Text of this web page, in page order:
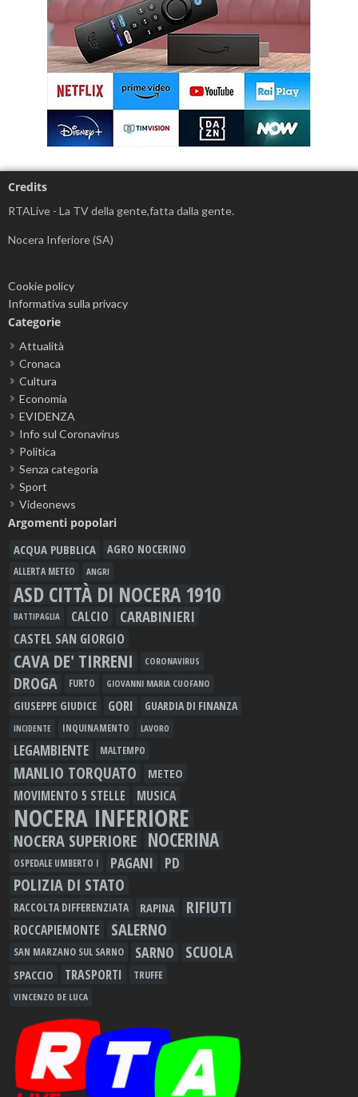
Credits
RTALive - La TV della gente,fatta dalla gente.
Nocera Inferiore (SA)
Cookie policy
Informativa sulla privacy
Categorie
Attualità
Cronaca
Cultura
Economia
EVIDENZA
Info sul Coronavirus
Politica
Senza categoria
Sport
Videonews
Argomenti popolari
ACQUA PUBBLICA AGRO NOCERINO
ALLERTA METEO ANGRI
ASD CITTÀ DI NOCERA 1910
BATTIPAGLIA CALCIO CARABINIERI
CASTEL SAN GIORGIO
CAVA DE' TIRRENI CORONAVIRUS
DROGA FURTO GIOVANNI MARIA CUOFANO
GIUSEPPE GIUDICE GORI GUARDIA DI FINANZA
INCIDENTE INQUINAMENTO LAVORO
LEGAMBIENTE MALTEMPO
MANLIO TORQUATO METEO
MOVIMENTO 5 STELLE MUSICA
NOCERA INFERIORE
NOCERA SUPERIORE NOCERINA
OSPEDALE UMBERTO I PAGANI PD
POLIZIA DI STATO
RACCOLTA DIFFERENZIATA RAPINA RIFIUTI
ROCCAPIEMONTE SALERNO
SAN MARZANO SUL SARNO SARNO SCUOLA
SPACCIO TRASPORTI TRUFFE
VINCENZO DE LUCA